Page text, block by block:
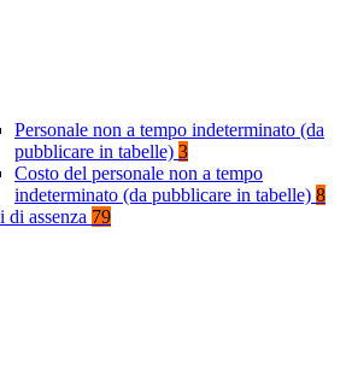
Personale non a tempo indeterminato (da
pubblicare in tabelle) 3
Costo del personale non a tempo
indeterminato (da pubblicare in tabelle) 8
di assenza 79